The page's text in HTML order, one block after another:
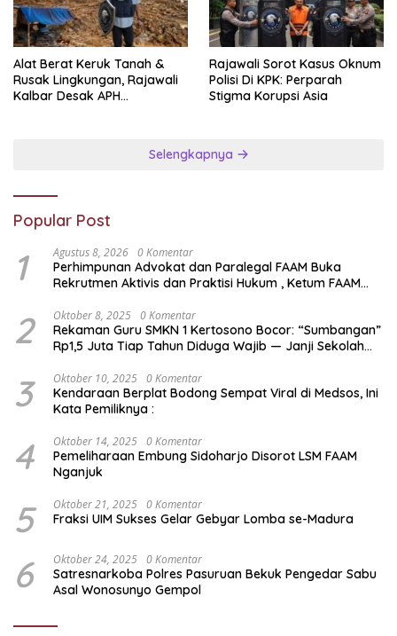
Alat Berat Keruk Tanah &
Rusak Lingkungan, Rajawali
Kalbar Desak APH
Rajawali Sorot Kasus Oknum
Polisi Di KPK: Perparah
Stigma Korupsi Asia
Selengkapnya
Popular Post
1 Agustus 8, 2026 0 Komentar
Perhimpunan Advokat dan Paralegal FAAM Buka
Rekrutmen Aktivis dan Praktisi Hukum , Ketum FAAM
2 Oktober 8, 2025 0 Komentar
Rekaman Guru SMKN 1 Kertosono Bocor: “Sumbangan”
Rp1,5 Juta Tiap Tahun Diduga Wajib — Janji Sekolah
3 Oktober 10, 2025 0 Komentar
Kendaraan Berplat Bodong Sempat Viral di Medsos, Ini
Kata Pemiliknya :
4 Oktober 14, 2025 0 Komentar
Pemeliharaan Embung Sidoharjo Disorot LSM FAAM
Nganjuk
5 Oktober 21, 2025 0 Komentar
Fraksi UIM Sukses Gelar Gebyar Lomba se-Madura
6 Oktober 24, 2025 0 Komentar
Satresnarkoba Polres Pasuruan Bekuk Pengedar Sabu
Asal Wonosunyo Gempol